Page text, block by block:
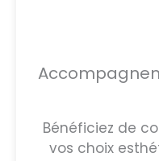
Bénéficiez de
vos choix